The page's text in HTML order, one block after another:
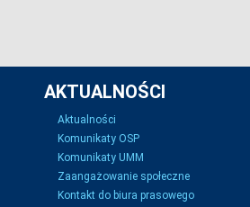
AKTUALNOŚCI
Aktualności
Komunikaty OSP
Komunikaty UMM
Zaangażowanie społeczne
Kontakt do biura prasowego